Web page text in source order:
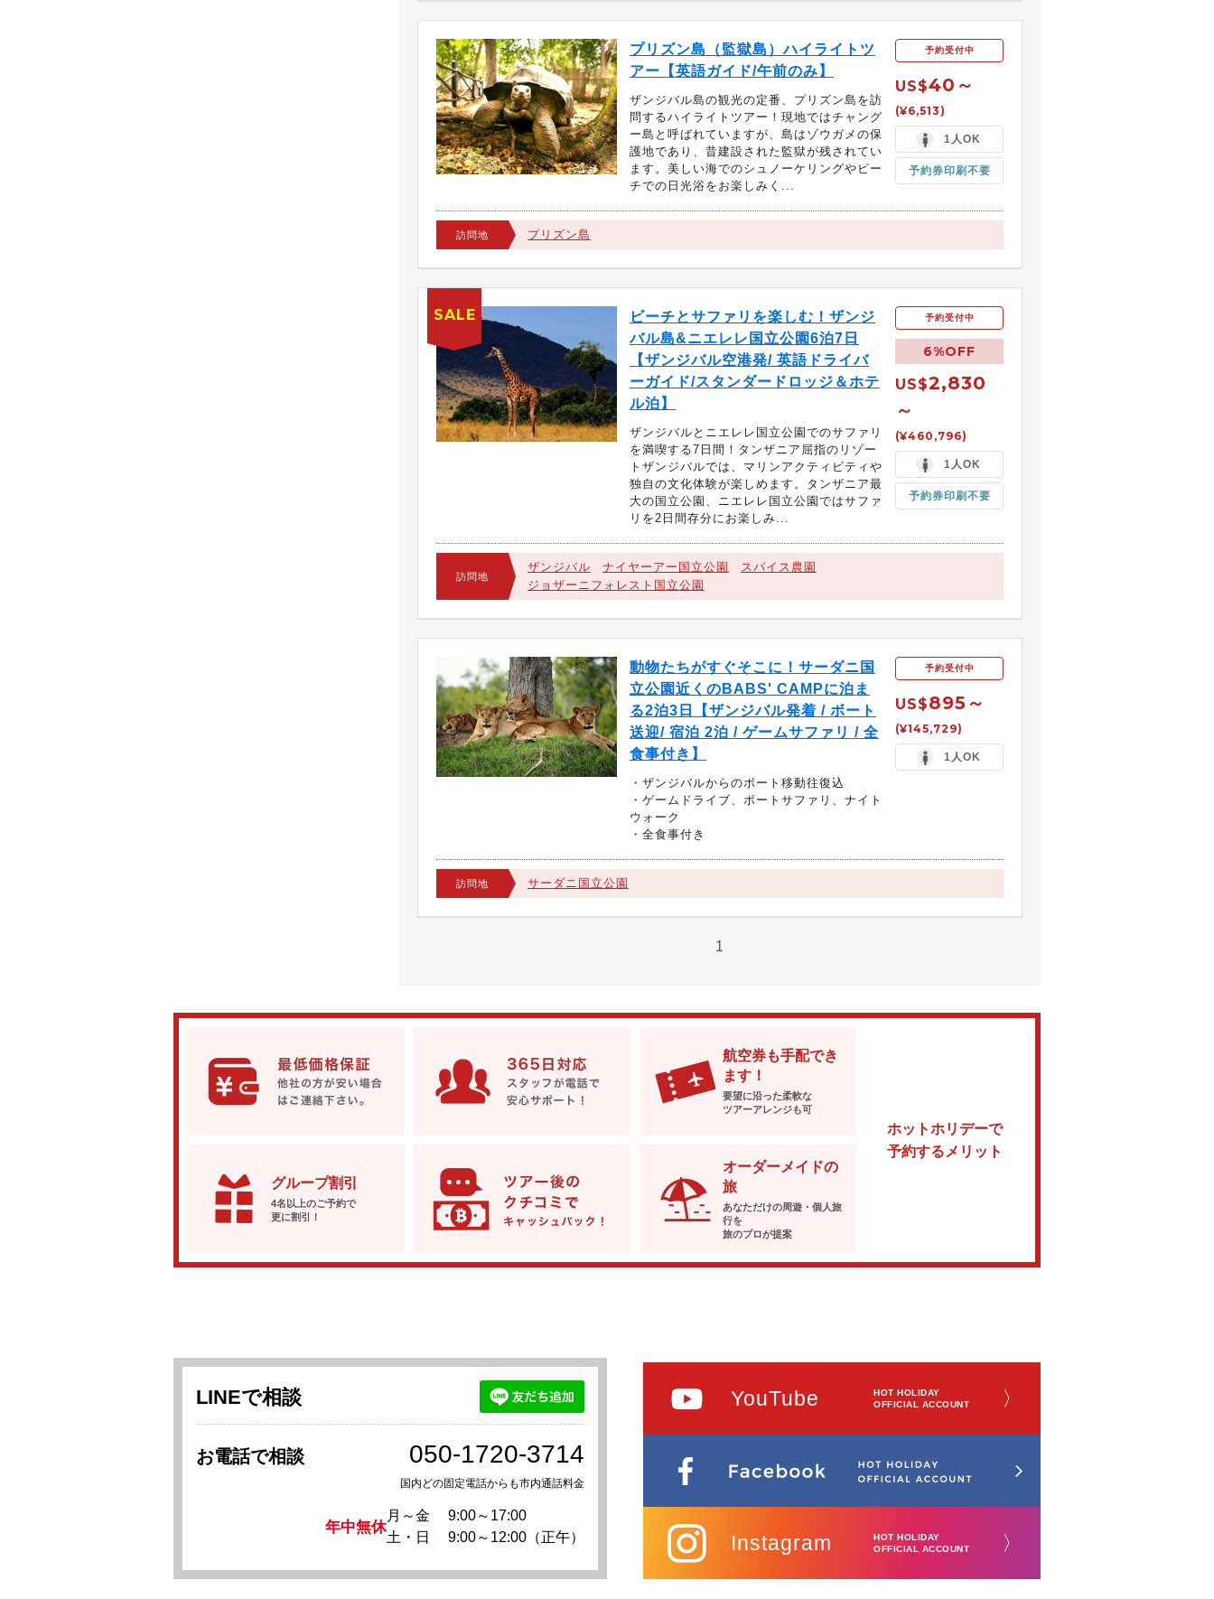
プリズン島（監獄島）ハイライトツ
アー【英語ガイド/午前のみ】
ザンジバル島の観光の定番、プリズン島を訪
問するハイライトツアー！現地ではチャング
ー島と呼ばれていますが、島はゾウガメの保
護地であり、昔建設された監獄が残されてい
ます。美しい海でのシュノーケリングやビー
チでの日光浴をお楽しみく...
予約受付中
US$40～
(¥6,513)
1人OK
予約券印刷不要
訪問地 プリズン島
ビーチとサファリを楽しむ！ザンジ
バル島&ニエレレ国立公園6泊7日
【ザンジバル空港発/ 英語ドライバ
ーガイド/スタンダードロッジ＆ホテ
ル泊】
ザンジバルとニエレレ国立公園でのサファリ
を満喫する7日間！タンザニア屈指のリゾー
トザンジバルでは、マリンアクティビティや
独自の文化体験が楽しめます。タンザニア最
大の国立公園、ニエレレ国立公園ではサファ
リを2日間存分にお楽しみ...
予約受付中
6%OFF
US$2,830
～
(¥460,796)
1人OK
予約券印刷不要
訪問地
ザンジバル ナイヤーアー国立公園
スパイス農園
ジョザーニフォレスト国立公園
SALE
動物たちがすぐそこに！サーダニ国
立公園近くのBABS' CAMPに泊ま
る2泊3日【ザンジバル発着 / ボート
送迎/ 宿泊 2泊 / ゲームサファリ / 全
食事付き】
・ザンジバルからのボート移動往復込
・ゲームドライブ、ボートサファリ、ナイト
ウォーク
・全食事付き
予約受付中
US$895～
(¥145,729)
1人OK
訪問地 サーダニ国立公園
1
ホットホリデーで
予約するメリット
航空券も手配でき
ます！
要望に沿った柔軟な
ツアーアレンジも可
グループ割引
4名以上のご予約で
更に割引！
オーダーメイドの
旅
あなただけの周遊・個人旅
行を
旅のプロが提案
LINEで相談
お電話で相談 050-1720-3714
国内どの固定電話からも市内通話料金
年中無休
月～金
9:00～17:00
土・日
9:00～12:00（正午）
YouTube
HOT HOLIDAY
OFFICIAL ACCOUNT
〉
Instagram
HOT HOLIDAY
OFFICIAL ACCOUNT
〉